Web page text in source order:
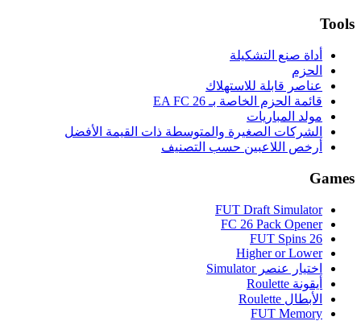
Tools
أداة صنع التشكيلة
الحزم
عناصر قابلة للاستهلاك
قائمة الحزم الخاصة بـ EA FC 26
مولد المباريات
الشركات الصغيرة والمتوسطة ذات القيمة الأفضل
أرخص اللاعبين حسب التصنيف
Games
FUT Draft Simulator
FC 26 Pack Opener
FUT Spins 26
Higher or Lower
اختيار عنصر Simulator
أيقونة Roulette
الأبطال Roulette
FUT Memory